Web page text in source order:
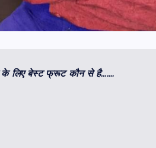
के लिए बेस्ट फ्रूट कौन से है…….